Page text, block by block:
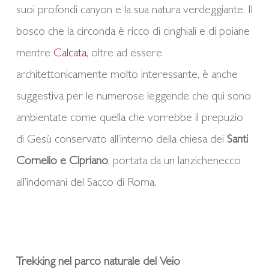
suoi profondi canyon e la sua natura verdeggiante. Il
bosco che la circonda è ricco di cinghiali e di poiane
mentre Calcata, oltre ad essere
architettonicamente molto interessante, è anche
suggestiva per le numerose leggende che qui sono
ambientate come quella che vorrebbe il prepuzio
di Gesù conservato all’interno della chiesa dei Santi
Cornelio e Cipriano, portata da un lanzichenecco
all’indomani del Sacco di Roma.
Trekking nel parco naturale del Veio